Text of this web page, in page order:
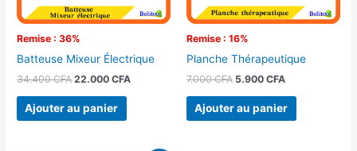
Remise : 36%
Batteuse Mixeur Électrique
34.400CFA 22.000CFA
Ajouter au panier
Remise : 16%
Planche Thérapeutique
7.000CFA 5.900 CFA
Ajouter au panier